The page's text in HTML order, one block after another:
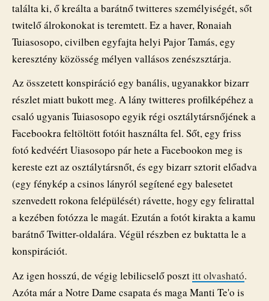
találta ki, ő kreálta a barátnő twitteres személyiségét, sőt
twitelő álrokonokat is teremtett. Ez a haver, Ronaiah
Tuiasosopo, civilben egyfajta helyi Pajor Tamás, egy
keresztény közösség mélyen vallásos zenészsztárja.
Az összetett konspiráció egy banális, ugyanakkor bizarr
részlet miatt bukott meg. A lány twitteres profilképéhez a
csaló ugyanis Tuiasosopo egyik régi osztálytársnőjének a
Facebookra feltöltött fotóit használta fel. Sőt, egy friss
fotó kedvéért Uiasosopo pár hete a Facebookon meg is
kereste ezt az osztálytársnőt, és egy bizarr sztorit előadva
(egy fénykép a csinos lányról segítené egy balesetet
szenvedett rokona felépülését) rávette, hogy egy felirattal
a kezében fotózza le magát. Ezután a fotót kirakta a kamu
barátnő Twitter-oldalára. Végül részben ez buktatta le a
konspirációt.
Az igen hosszú, de végig lebilicselő posztitt olvasható.
Azóta már a Notre Dame csapata és maga Manti Te'o is